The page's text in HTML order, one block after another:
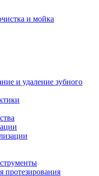
и мойка
и удаление зубного
протезирования